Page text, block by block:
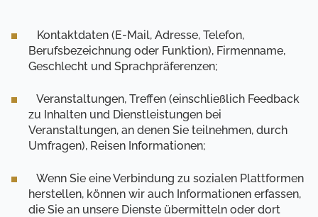
Kontaktdaten (E-Mail, Adresse, Telefon,
Berufsbezeichnung oder Funktion), Firmenname,
Geschlecht und Sprachpräferenzen;
Veranstaltungen, Treffen (einschließlich Feedback
zu Inhalten und Dienstleistungen bei
Veranstaltungen, an denen Sie teilnehmen, durch
Umfragen), Reisen Informationen;
Wenn Sie eine Verbindung zu sozialen Plattformen
herstellen, können wir auch Informationen erfassen,
die Sie an unsere Dienste übermitteln oder dort